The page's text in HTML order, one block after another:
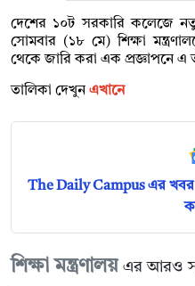
দেশের ১০ট সরকারি কলেজে
সোমবার (১৮ মে) শিক্ষা
থেকে জারি করা এক প্রজ্ঞাপনে এ
তালিকা দেখুন এখানে
The Daily Campus এর
শিক্ষা মন্ত্রণালয় এর আরও